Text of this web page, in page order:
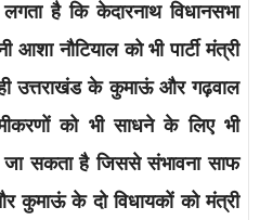
है कि केदारनाथ विधानसभा
आशा नौटियाल को भी पार्टी मंत्री
उत्तराखंड के कुमाऊं और गढ़वाल
को भी साधने के लिए भी
जा सकता है जिससे संभावना साफ
कुमाऊं के दो विधायकों को मंत्री